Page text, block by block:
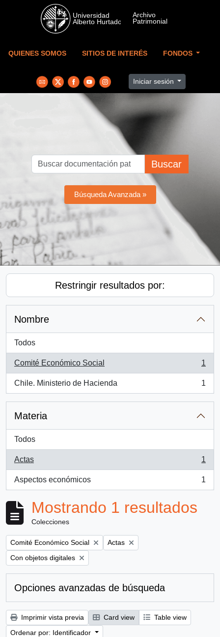
Skip to main content
QUIENES SOMOS SITIOS DE INTERÉS FONDOS
Iniciar sesión
Buscar
Búsqueda Avanzada »
Restringir resultados por:
Nombre
Todos
Comité Económico Social
, 1 resultados
1
Chile. Ministerio de Hacienda
, 1 resultados
1
Materia
Todos
Actas
, 1 resultados
1
Aspectos económicos
, 1 resultados
1
Mostrando 1 resultados
Colecciones
Remove filter:
Comité Económico Social Remove filter:
Actas
Remove filter:
Con objetos digitales
Opciones avanzadas de búsqueda
Imprimir vista previa Card view
Table view
Ordenar por: Identificador